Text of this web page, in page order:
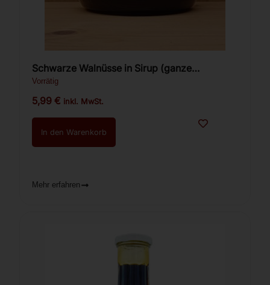
Schwarze Walnüsse in Sirup (ganze
Walnüsse) 450g.
Vorrätig
5,99€ inkl. MwSt.
In den Warenkorb
Mehr erfahren